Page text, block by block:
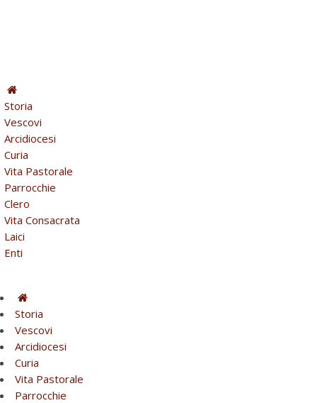
Storia
Vescovi
Arcidiocesi
Curia
Vita Pastorale
Parrocchie
Clero
Vita Consacrata
Laici
Enti
Storia
Vescovi
Arcidiocesi
Curia
Vita Pastorale
Parrocchie